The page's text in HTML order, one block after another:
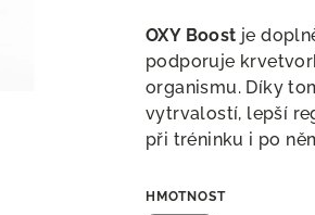
OXY Boost je
podporuje
organismu. Díky
vytrvalostí, lepší
při tréninku i po
HMOTNOST